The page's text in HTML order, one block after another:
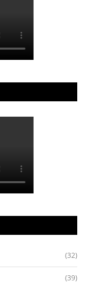
(32)
(39)